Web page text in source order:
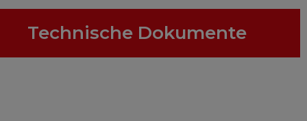
Technische Dokumente